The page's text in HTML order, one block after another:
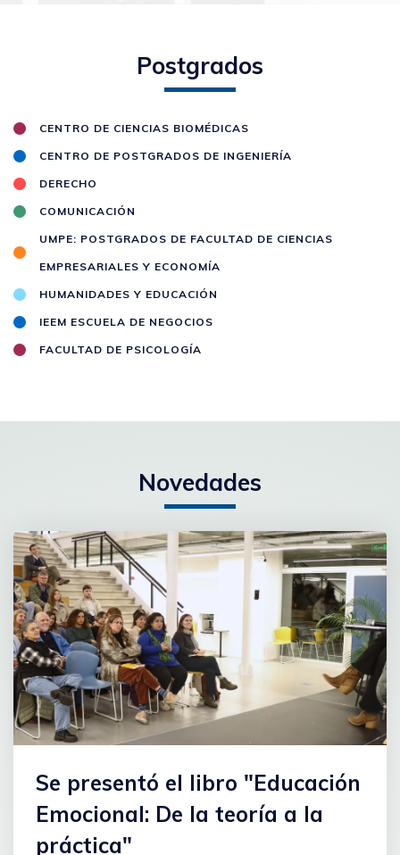
Postgrados
CENTRO DE CIENCIAS BIOMÉDICAS
CENTRO DE POSTGRADOS DE INGENIERÍA
DERECHO
COMUNICACIÓN
UMPE: POSTGRADOS DE FACULTAD DE CIENCIAS
EMPRESARIALES Y ECONOMÍA
HUMANIDADES Y EDUCACIÓN
IEEM ESCUELA DE NEGOCIOS
FACULTAD DE PSICOLOGÍA
Novedades
Se presentó el libro "Educación
Emocional: De la teoría a la
práctica"